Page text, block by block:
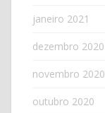
janeiro 2021
dezembro 2020
novembro 2020
outubro 2020